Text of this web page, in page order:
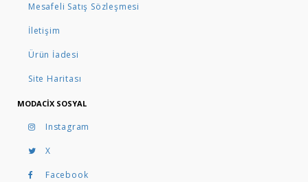
Mesafeli Satış Sözleşmesi
İletişim
Ürün İadesi
Site Haritası
MODACIX SOSYAL
Instagram
X
Facebook